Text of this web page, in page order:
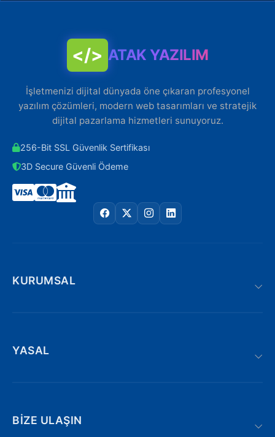
</> ATAK YAZILIM
İşletmenizi dijital dünyada öne çıkaran profesyonel
yazılım çözümleri, modern web tasarımları ve stratejik
dijital pazarlama hizmetleri sunuyoruz.
256-Bit SSL Güvenlik Sertifikası
3D Secure Güvenli Ödeme
KURUMSAL
YASAL
BIZE ULAŞIN